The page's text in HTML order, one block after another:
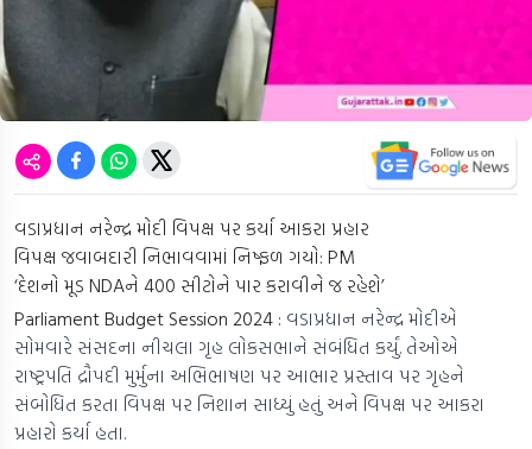
વડાપ્રધાન નરેન્દ્ર મોદી વિપક્ષ પર કર્યા આકરા પ્રહાર
વિપક્ષ જવાબદારી નિભાવવામાં નિષ્ફળ ગયો: PM
‘દેશનો મૂડ NDAને 400 સીટોને પાર કરાવીને જ રહેશે’
Parliament Budget Session 2024 : વડાપ્રધાન નરેન્દ્ર મોદીએ
સોમવારે સંસદના નીચલા ગૃહ લોકસભાને સંબંધિત કર્યું. તેઓએ
રાષ્ટ્રપતિ દ્રૌપદી મુર્મુના અભિભાષણ પર આભાર પ્રસ્તાવ પર ગૃહને
સંબોધિત કરતા વિપક્ષ પર નિશાન સાધ્યું હતું અને વિપક્ષ પર આકરા
પ્રહારો કર્યા હતા.